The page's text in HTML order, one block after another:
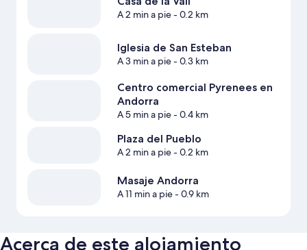
A 2 min a pie- 0.2 km
Iglesia de San Esteban
A 3 min a pie- 0.3 km
Centro comercial Pyrenees en
Andorra
A 5 min a pie- 0.4 km
Plaza del Pueblo
A 2 min a pie- 0.2 km
Masaje Andorra
A 11 min a pie- 0.9 km
Acerca de este alojamiento